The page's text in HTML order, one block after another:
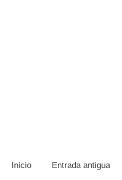
Entrada antigua
Inicio